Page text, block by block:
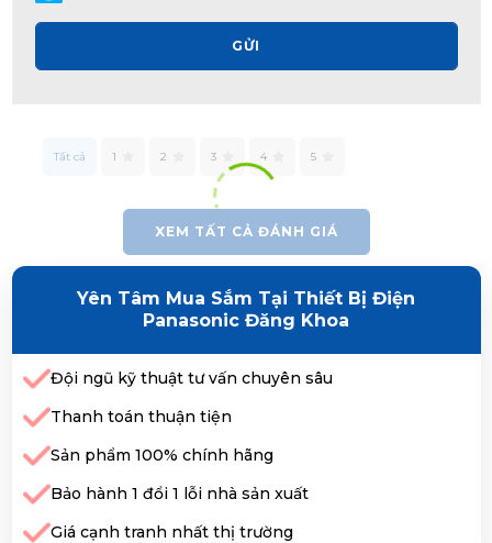
GỬI
Tất cả 1 2 3 4 5
XEM TẤT CẢ ĐÁNH GIÁ
Yên Tâm Mua Sắm Tại Thiết Bị Điện
Panasonic Đăng Khoa
Đội ngũ kỹ thuật tư vấn chuyên sâu
Thanh toán thuận tiện
Sản phẩm 100% chính hãng
Bảo hành 1 đổi 1 lỗi nhà sản xuất
Giá cạnh tranh nhất thị trường